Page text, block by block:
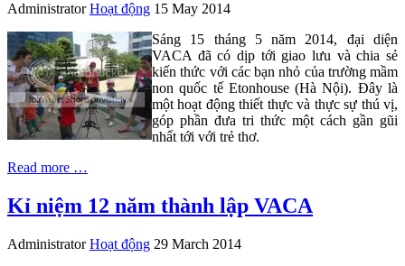
Administrator Hoạt động 15 May 2014
Sáng 15 tháng 5 năm 2014, đại diện
VACA đã có dịp tới giao lưu và chia sẻ
kiến thức với các bạn nhỏ của trường mầm
non quốc tế Etonhouse (Hà Nội). Đây là
một hoạt động thiết thực và thực sự thú vị,
góp phần đưa tri thức một cách gần gũi
nhất tới với trẻ thơ.
Read more …
Kỉ niệm 12 năm thành lập VACA
Administrator Hoạt động 29 March 2014